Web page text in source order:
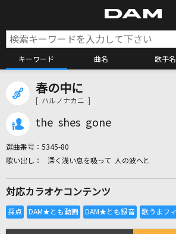
キーワード 曲名 歌手名
全国りれき
春の中に
[ ハルノナカニ ]
the shes gone
選曲番号： 5345-80
深く浅い息を吸って 人の波へと
対応カラオケコンテンツ